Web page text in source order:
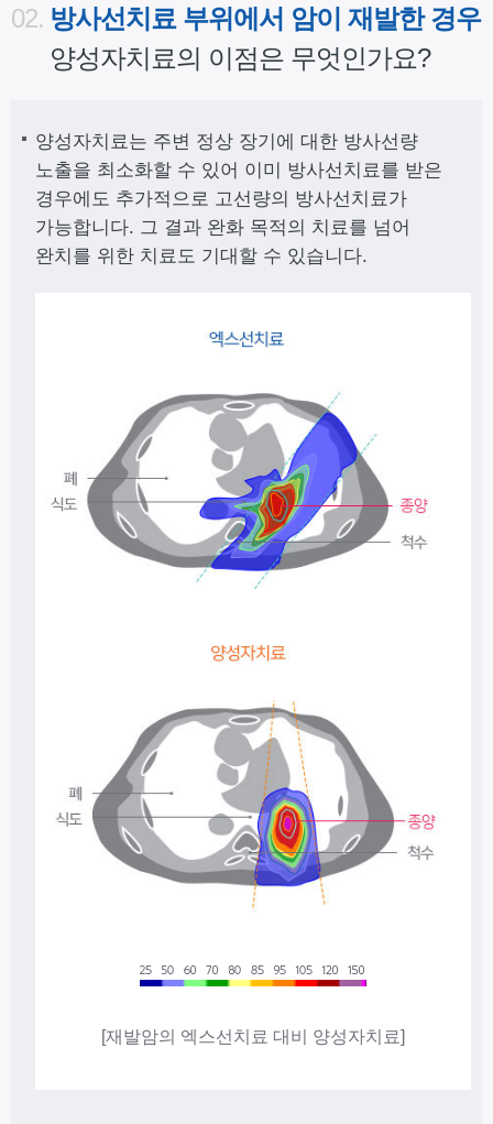
02. 방사선치료 부위에서 암이 재발한 경우
양성자치료의 이점은 무엇인가요?
양성자치료는 주변 정상 장기에 대한 방사선량
노출을 최소화할 수 있어 이미 방사선치료를 받은
경우에도 추가적으로 고선량의 방사선치료가
가능합니다. 그 결과 완화 목적의 치료를 넘어
완치를 위한 치료도 기대할 수 있습니다.
[재발암의 엑스선치료 대비 양성자치료]